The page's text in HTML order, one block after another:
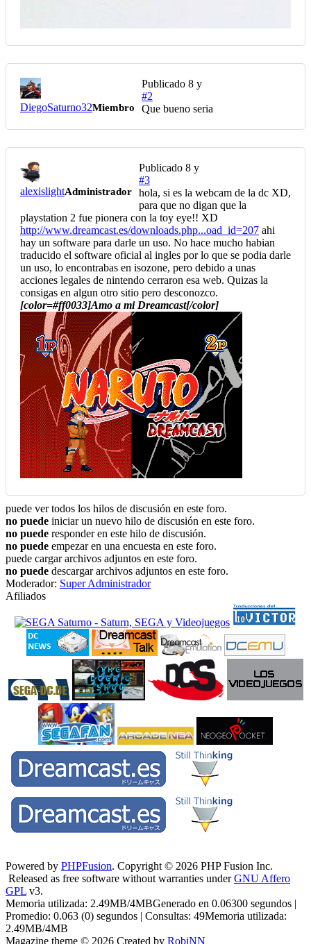
DiegoSaturno32Miembro
Publicado 8 y
#2
Que bueno seria
alexislightAdministrador
Publicado 8 y
#3
hola, si es la webcam de la dc XD,
para que no digan que la
playstation 2 fue pionera con la toy eye!! XD
http://www.dreamcast.es/downloads.php...oad_id=207 ahi
hay un software para darle un uso. No hace mucho habian
traducido el software oficial al ingles por lo que se podia darle
un uso, lo encontrabas en isozone, pero debido a unas
acciones legales de nintendo cerraron esa web. Quizas la
consigas en algun otro sitio pero desconozco.
[color=#ff0033]Amo a mi Dreamcast[/color]
puede ver todos los hilos de discusión en este foro.
no puede iniciar un nuevo hilo de discusión en este foro.
no puede responder en este hilo de discusión.
no puede empezar en una encuesta en este foro.
puede cargar archivos adjuntos en este foro.
no puede descargar archivos adjuntos en este foro.
Moderador: Super Administrador
Afiliados
Powered by PHPFusion. Copyright © 2026 PHP Fusion Inc.
Released as free software without warranties underGNU Affero
GPL v3.
Memoria utilizada: 2.49MB/4MBGenerado en 0.06300 segundos |
Promedio: 0.063 (0) segundos | Consultas: 49Memoria utilizada:
2.49MB/4MB
Magazine theme © 2026 Created by RobiNN